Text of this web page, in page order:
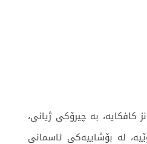
کافکایە، بە چیرۆکی ژیانی،
لە بۆشاییەکی ئاسمانی